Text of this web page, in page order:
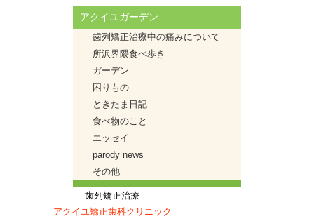
アクイユガーデン
歯列矯正治療中の痛みについて
所沢界隈食べ歩き
ガーデン
困りもの
ときたま日記
食べ物のこと
エッセイ
parody news
その他
歯列矯正治療
アクイユ矯正歯科クリニック